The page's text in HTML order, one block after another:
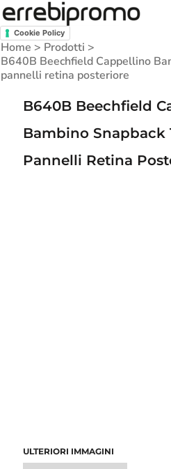
Cookie Policy
Home > Prodotti >
B640B Beechfield Cappellino
pannelli retina posteriore
B640B Beechfield
Bambino Snapback
Pannelli Retina
ULTERIORI IMMAGINI